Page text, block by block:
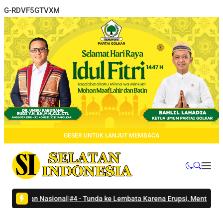
G-RDVF5GTVXM
GESER UNTUK LANJUT MEMBACA
#4 - Tunda ke Lembata Karena Erupsi, Menteri Wihaji